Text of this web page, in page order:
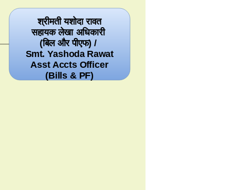
श्रीमती यशोदा रावत
सहायक लेखा अधिकारी
(बिल और पीएफ) /
Smt. Yashoda Rawat
Asst Accts Officer
(Bills & PF)